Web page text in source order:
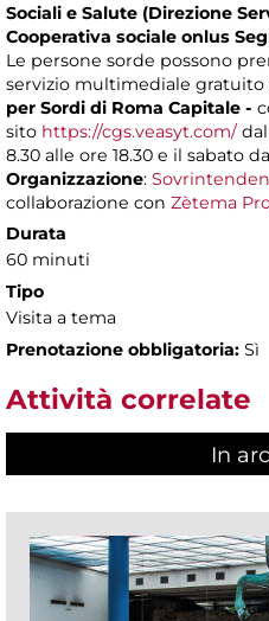
Sociali e Salute (Direzione
Cooperativa sociale onlus
Le persone sorde possono
servizio multimediale gratuito
per Sordi di Roma Capitale -
sito https://cgs.veasyt.com/dal
8.30 alle ore 18.30 e il sabato
Organizzazione:
collaborazione con Zètema
Durata
60 minuti
Tipo
Visita a tema
Prenotazione obbligatoria: Sì
Attività correlate
In